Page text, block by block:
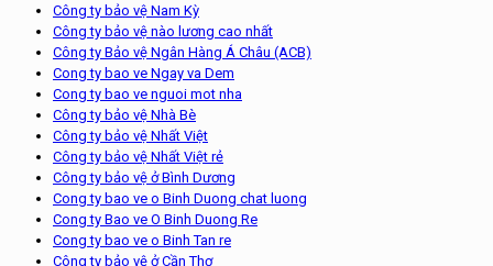
Công ty bảo vệ Nam Kỳ
Công ty bảo vệ nào lương cao nhất
Công ty Bảo vệ Ngân Hàng Á Châu (ACB)
Cong ty bao ve Ngay va Dem
Cong ty bao ve nguoi mot nha
Công ty bảo vệ Nhà Bè
Công ty bảo vệ Nhất Việt
Công ty bảo vệ Nhất Việt rẻ
Công ty bảo vệ ở Bình Dương
Cong ty bao ve o Binh Duong chat luong
Cong ty Bao ve O Binh Duong Re
Cong ty bao ve o Binh Tan re
Công ty bảo vệ ở Cần Thơ